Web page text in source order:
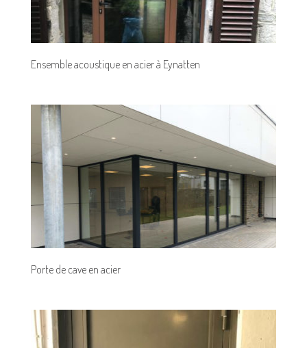
Ensemble acoustique en acier à Eynatten
Porte de cave en acier